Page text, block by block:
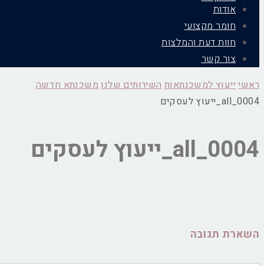
אודות
חומר מקצועי
חוות דעת והמלצות
צור קשר
ראשיייעוץ למשכנתאותהשירותים שלנומשכנתא חדשה
all_0004_ייעוץ לעסקים
all_0004_ייעוץ לעסקים
השארת תגובה